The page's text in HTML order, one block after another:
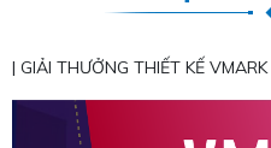
| GIẢI THƯỞNG THIẾT KẾ